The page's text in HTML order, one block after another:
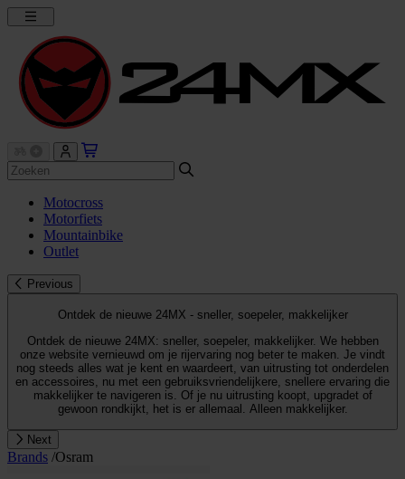
Motocross
Motorfiets
Mountainbike
Outlet
Previous
Ontdek de nieuwe 24MX - sneller, soepeler, makkelijker
Ontdek de nieuwe 24MX: sneller, soepeler, makkelijker. We hebben
onze website vernieuwd om je rijervaring nog beter te maken. Je vindt
nog steeds alles wat je kent en waardeert, van uitrusting tot onderdelen
en accessoires, nu met een gebruiksvriendelijkere, snellere ervaring die
makkelijker te navigeren is. Of je nu uitrusting koopt, upgradet of
gewoon rondkijkt, het is er allemaal. Alleen makkelijker.
Next
Brands /Osram